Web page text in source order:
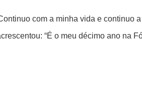
com a minha vida e continuo
“É o meu décimo ano na